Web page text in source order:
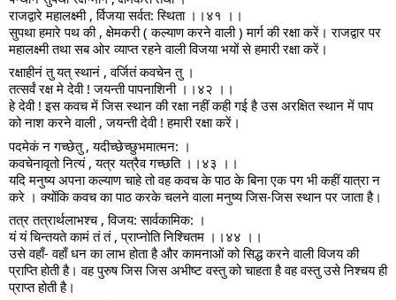
राजद्वारे महालक्ष्मी , र्विजया सर्वत: स्थिता ।।४१ ।।
सुपथा हमारे पथ की , क्षेमकरी ( कल्याण करने वाली ) मार्ग की रक्षा करें। राजद्वार पर
महालक्ष्मी तथा सब ओर व्याप्त रहने वाली विजया भयों से हमारी रक्षा करें।
रक्षाहीनं तु यत् स्थानं , वर्जितं कवचेन तु ।
तत्सर्वं रक्ष मे देवी ! जयन्ती पापनाशिनी ।।४२ ।।
हे देवी ! इस कवच में जिस स्थान की रक्षा नहीं कही गई है उस अरक्षित स्थान में पाप
को नाश करने वाली , जयन्ती देवी ! हमारी रक्षा करें।
पदमेकं न गच्छेतु , यदीच्छेच्छुभमात्मन: ।
कवचेनावृतो नित्यं , यत्र यत्रैव गच्छति ।।४३ ।।
यदि मनुष्य अपना कल्याण चाहे तो वह कवच के पाठ के बिना एक पग भी कहीं यात्रा न
करे । क्योंकि कवच का पाठ करके चलने वाला मनुष्य जिस-जिस स्थान पर जाता है।
तत्र तत्रार्थलाभश्च , विजय: सार्वकामिक: ।
यं यं चिन्तयते कामं तं तं , प्राप्नोति निश्चितम ।।४४ ।।
उसे वहाँ- वहाँ धन का लाभ होता है और कामनाओं को सिद्ध करने वाली विजय की
प्राप्ति होती है। वह पुरुष जिस जिस अभीष्ट वस्तु को चाहता है वह वस्तु उसे निश्चय ही
प्राप्त होती है।